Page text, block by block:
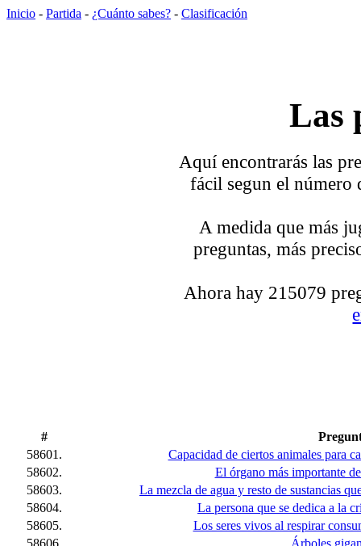
Inicio - Partida - ¿Cuánto sabes? - Clasificación
Las
Aquí encontrarás las
fácil segun el número
A medida que más
preguntas, más
Ahora hay 215079
#
58601.
Capacidad de ciertos animales para
58602.
El órgano más importante
58603.
La mezcla de agua y resto de sustancias
58604.
La persona que se dedica a la
58605.
Los seres vivos al respirar
58606.
Árboles